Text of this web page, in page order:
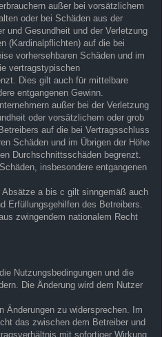
außer bei vorsätzlichem
oder bei Schäden aus der
und Gesundheit und der Verletzung
(Kardinalpflichten) auf die bei
vorhersehbaren Schäden und im
vertragstypischen
Dies gilt auch für mittelbare
entgangenen Gewinn.
außer bei der Verletzung
oder vorsätzlichem oder grob
auf die bei Vertragsschluss
Schäden und im Übrigen der Höhe
Durchschnittsschäden begrenzt.
insbesondere entgangenen
Absätze a bis c gilt sinngemäß auch
Erfüllungsgehilfen des Betreibers.
zwingendem nationalem Recht
Nutzungsbedingungen und die
Die Änderung wird dem Nutzer
Änderungen zu widersprechen. Im
das zwischen dem Betreiber und
mit sofortiger Wirkung.